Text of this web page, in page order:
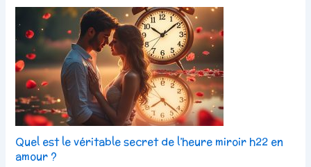
Quel est le véritable secret de l’heure miroir h22 en
amour ?